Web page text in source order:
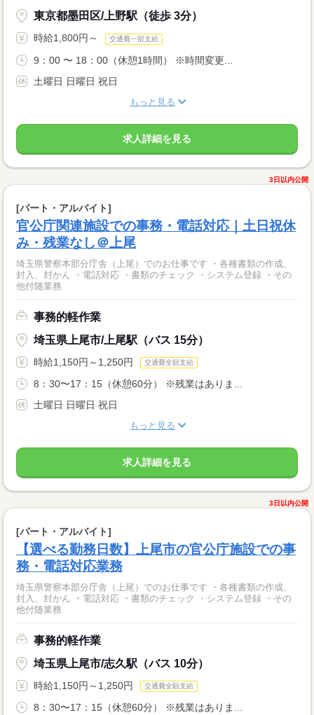
東京都墨田区/上野駅（徒歩 3分）
時給1,800円～ 交通費一部支給
9：00 〜 18：00（休憩1時間） ※時間変更...
土曜日 日曜日 祝日
もっと見る
求人詳細を見る
3日以内公開
[パート・アルバイト]
官公庁関連施設での事務・電話対応｜土日祝休
み・残業なし＠上尾
埼玉県警察本部分庁舎（上尾）でのお仕事です ・各種書類の作成、
封入、封かん ・電話対応 ・書類のチェック ・システム登録 ・その
他付随業務
事務的軽作業
埼玉県上尾市/上尾駅（バス 15分）
時給1,150円～1,250円 交通費全額支給
8：30〜17：15（休憩60分） ※残業はありま...
土曜日 日曜日 祝日
もっと見る
求人詳細を見る
3日以内公開
[パート・アルバイト]
【選べる勤務日数】上尾市の官公庁施設での事
務・電話対応業務
埼玉県警察本部分庁舎（上尾）でのお仕事です ・各種書類の作成、
封入、封かん ・電話対応 ・書類のチェック ・システム登録 ・その
他付随業務
事務的軽作業
埼玉県上尾市/志久駅（バス 10分）
時給1,150円～1,250円 交通費全額支給
8：30〜17：15（休憩60分） ※残業はありま...